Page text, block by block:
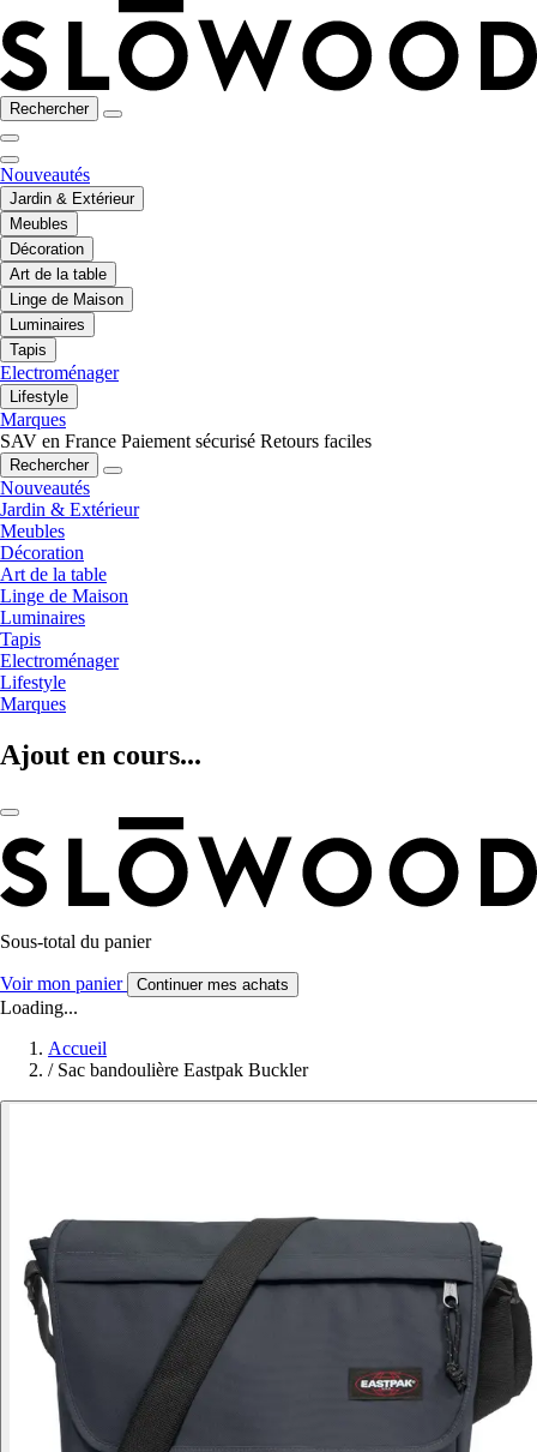
Rechercher
Nouveautés
Jardin & Extérieur
Meubles
Décoration
Art de la table
Linge de Maison
Luminaires
Tapis
Electroménager
Lifestyle
Marques
SAV en France Paiement sécurisé Retours faciles
Rechercher
Nouveautés
Jardin & Extérieur
Meubles
Décoration
Art de la table
Linge de Maison
Luminaires
Tapis
Electroménager
Lifestyle
Marques
Ajout en cours...
Sous-total du panier
Voir mon panier Continuer mes achats
Loading...
Accueil
/ Sac bandoulière Eastpak Buckler